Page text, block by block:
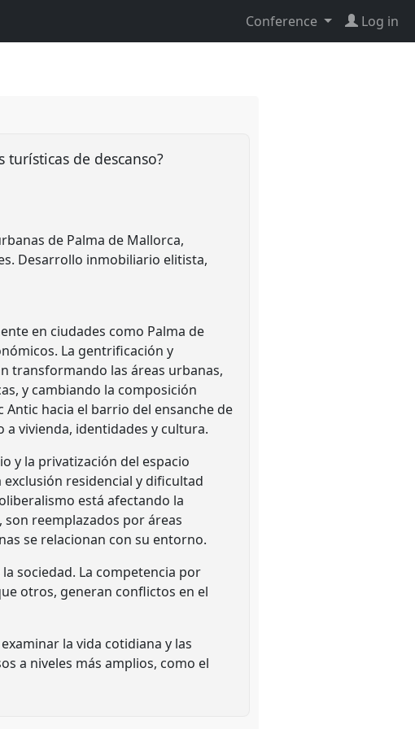
Conference Log in
de descanso?
de Palma de Mallorca,
Desarrollo inmobiliario elitista,
en ciudades como Palma de
La gentrificación y
transformando las áreas urbanas,
y cambiando la composición
hacia el barrio del ensanche de
vivienda, identidades y cultura.
y la privatización del espacio
residencial y dificultad
está afectando la
son reemplazados por áreas
se relacionan con su entorno.
sociedad. La competencia por
otros, generan conflictos en el
la vida cotidiana y las
a niveles más amplios, como el